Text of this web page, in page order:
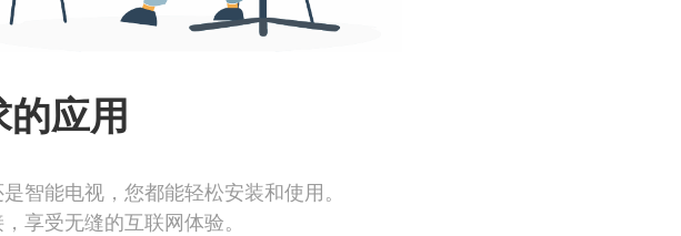
应用
智能电视，您都能轻松安装和使用。
享受无缝的互联网体验。